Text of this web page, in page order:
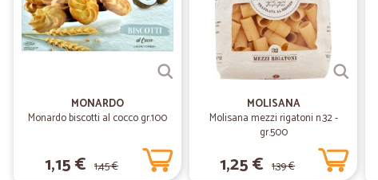
MONARDO
Monardo biscotti al cocco gr.100
1,15 € 1,45 €
MOLISANA
Molisana mezzi rigatoni n.32 -
gr.500
1,25 € 1,39 €